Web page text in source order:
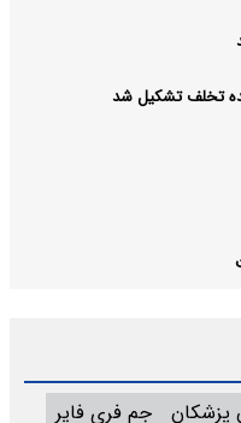
پزشکان جم فری فایر